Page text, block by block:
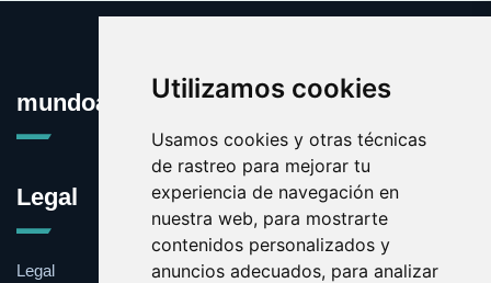
Utilizamos cookies
Usamos cookies y otras técnicas
de rastreo para mejorar tu
experiencia de navegación en
nuestra web, para mostrarte
contenidos personalizados y
anuncios adecuados, para analizar
mundoauto.es
Legal
Legal